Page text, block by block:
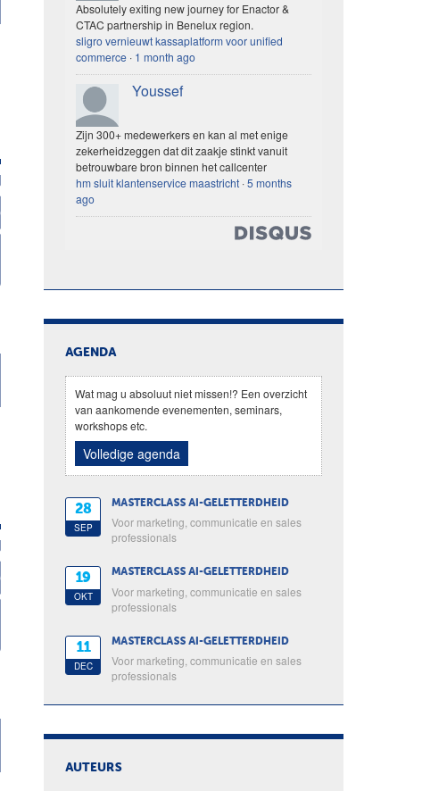
Absolutely exiting new journey for Enactor &
CTAC partnership in Benelux region.
sligro vernieuwt kassaplatform voor unified
commerce · 1 month ago
Youssef
Zijn 300+ medewerkers en kan al met enige
zekerheidzeggen dat dit zaakje stinkt vanuit
betrouwbare bron binnen het callcenter
hm sluit klantenservice maastricht ·5 months
ago
AGENDA
Wat mag u absoluut niet missen!? Een overzicht
van aankomende evenementen, seminars,
workshops etc.
Volledige agenda
28
SEP
MASTERCLASS AI-GELETTERDHEID
Voor marketing, communicatie en sales
professionals
19
OKT
MASTERCLASS AI-GELETTERDHEID
Voor marketing, communicatie en sales
professionals
11
DEC
MASTERCLASS AI-GELETTERDHEID
Voor marketing, communicatie en sales
professionals
AUTEURS